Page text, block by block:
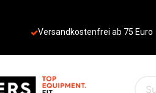
Versandkostenfrei ab 75 Euro